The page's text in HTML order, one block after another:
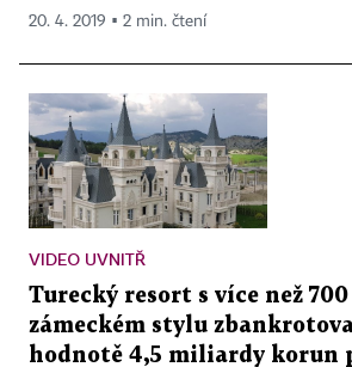
20. 4. 2019 ▪ 2 min. čtení
VIDEO UVNITŘ
Turecký resort s více než
zámeckém stylu
hodnotě 4,5 miliardy korun